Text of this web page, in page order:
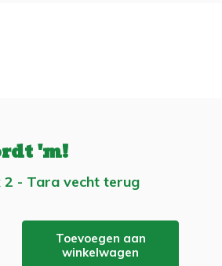
'm!
2 - Tara vecht terug
Toevoegen aan
winkelwagen